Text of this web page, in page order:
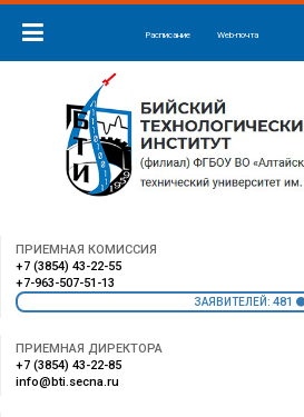
Расписание Web-почта
ПРИЕМНАЯ КОМИССИЯ
+7 (3854) 43-22-55
+7-963-507-51-13
ЗАЯВИТЕЛЕЙ: 481
ПРИЕМНАЯ ДИРЕКТОРА
+7 (3854) 43-22-85
info@bti.secna.ru